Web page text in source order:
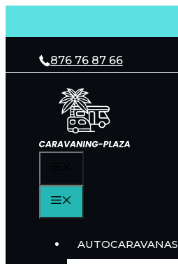
contenido
876 76 87 66
AUTOCARAVANAS